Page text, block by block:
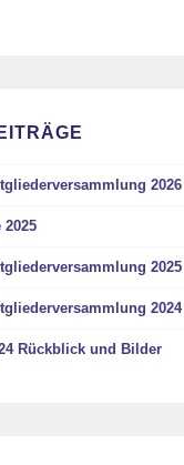
2026
2025
2025
2024
Rückblick und Bilder